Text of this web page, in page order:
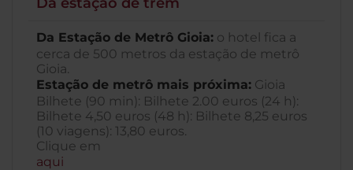
Da Estação de Metrô Gioia: o hotel fica a
cerca de 500 metros da estação de metrô
Gioia.
Estação de metrô mais próxima: Gioia
Bilhete (90 min): Bilhete 2.00 euros (24 h):
Bilhete 4,50 euros (48 h): Bilhete 8,25 euros
(10 viagens): 13,80 euros.
Clique em
aqui